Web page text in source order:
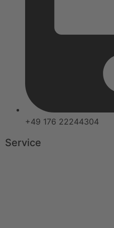
+49 176 22244304
Service